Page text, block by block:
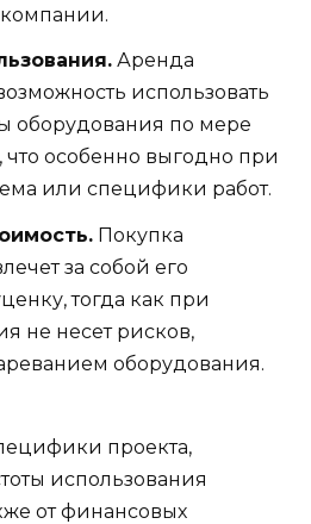
компании.
Аренда
использовать
оборудования по мере
что особенно выгодно при
или специфики работ.
Покупка
за собой его
тогда как при
не несет рисков,
оборудования.
проекта,
использования
от финансовых